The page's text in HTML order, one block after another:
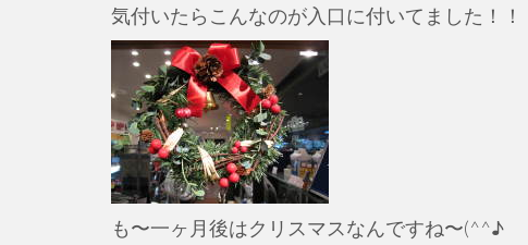
気付いたらこんなのが入口に付いてました！！
も〜一ヶ月後はクリスマスなんですね〜(^^♪